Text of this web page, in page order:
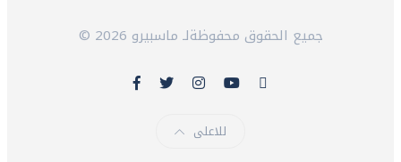
© 2026 جميع الحقوق محفوظةلـ ماسبيرو
للاعلى